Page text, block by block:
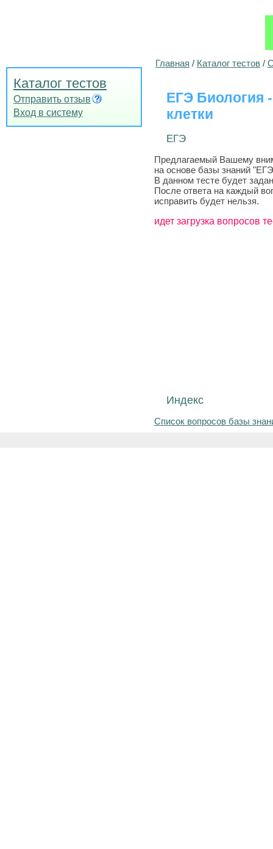
Каталог тестов
Отправить отзыв
Вход в систему
Главная / Каталог тестов /
ЕГЭ Биология
клетки
ЕГЭ
Предлагаемый Вашему
на основе базы знаний
В данном тесте будет
После ответа на каждый
исправить будет нельзя.
идет загрузка вопросов
Индекс
Список вопросов базы